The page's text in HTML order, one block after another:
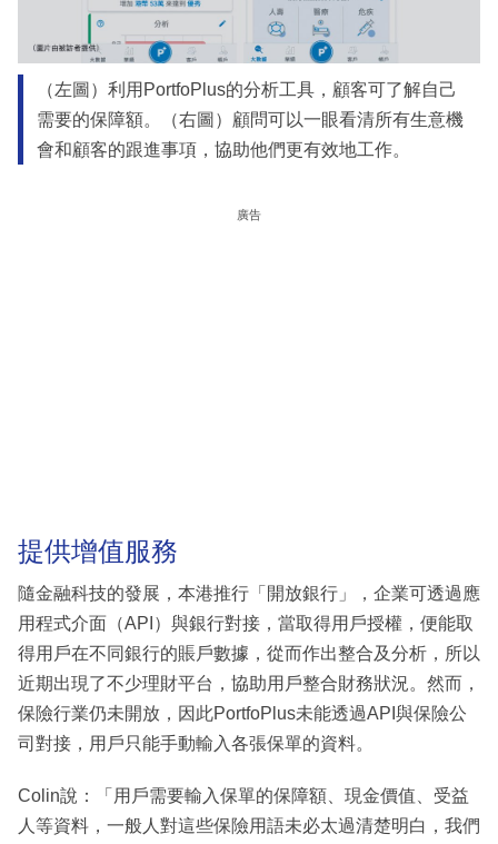
（左圖）利用PortfoPlus的分析工具，顧客可了解自己
需要的保障額。（右圖）顧問可以一眼看清所有生意機
會和顧客的跟進事項，協助他們更有效地工作。
廣告
提供增值服務
隨金融科技的發展，本港推行「開放銀行」，企業可透過應
用程式介面（API）與銀行對接，當取得用戶授權，便能取
得用戶在不同銀行的賬戶數據，從而作出整合及分析，所以
近期出現了不少理財平台，協助用戶整合財務狀況。然而，
保險行業仍未開放，因此PortfoPlus未能透過API與保險公
司對接，用戶只能手動輸入各張保單的資料。
Colin說：「用戶需要輸入保單的保障額、現金價值、受益
人等資料，一般人對這些保險用語未必太過清楚明白，我們